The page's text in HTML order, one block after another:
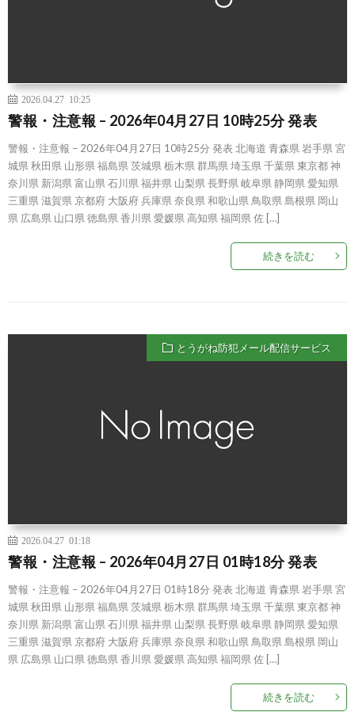
2026.04.27 10:25
警報・注意報 – 2026年04月27日 10時25分 発表
警報・注意報 – 2026年04月27日 10時25分 発表 北海道 青森県 岩手県 宮
城県 秋田県 山形県 福島県 茨城県 栃木県 群馬県 埼玉県 千葉県 東京都 神
奈川県 新潟県 富山県 石川県 福井県 山梨県 長野県 岐阜県 静岡県 愛知県
三重県 滋賀県 京都府 大阪府 兵庫県 奈良県 和歌山県 鳥取県 島根県 岡山
県 広島県 山口県 徳島県 香川県 愛媛県 高知県 福岡県 佐 […]
続きを読む
とうがね防犯メール配信サービス
2026.04.27 01:18
警報・注意報 – 2026年04月27日 01時18分 発表
警報・注意報 – 2026年04月27日 01時18分 発表 北海道 青森県 岩手県 宮
城県 秋田県 山形県 福島県 茨城県 栃木県 群馬県 埼玉県 千葉県 東京都 神
奈川県 新潟県 富山県 石川県 福井県 山梨県 長野県 岐阜県 静岡県 愛知県
三重県 滋賀県 京都府 大阪府 兵庫県 奈良県 和歌山県 鳥取県 島根県 岡山
県 広島県 山口県 徳島県 香川県 愛媛県 高知県 福岡県 佐 […]
続きを読む